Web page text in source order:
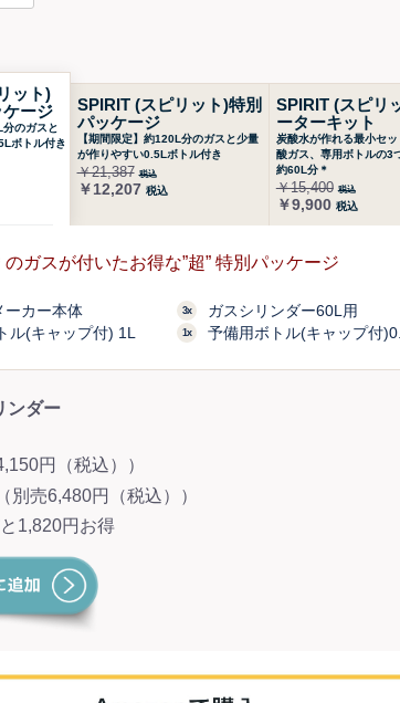
ット)
ージ
分のガスと
ボトル付き
SPIRIT (スピリット)特別
パッケージ
【期間限定】約120L分のガスと少量
が作りやすい0.5Lボトル付き
￥21,387 税込
￥12,207 税込
SPIRIT (スピリ
ーターキット
炭酸水が作れる最小セ
酸ガス、専用ボトルの3
約60L分＊
￥15,400 税込
￥9,900 税込
ガスが付いたお得な”超” 特別パッケージ
ーカー本体 3x ガスシリンダー60L用
ル(キャップ付) 1L 1x 予備用ボトル(キャップ付
ンダー
円（税込））
別売6,480円（税込））
1,820円お得